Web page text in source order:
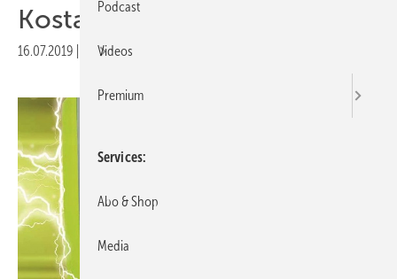
Kostals dreiphasiger Hybrid
16.07.2019 Druckvorschau
Podcast
Videos
Premium
Services
Abo & Shop
Media